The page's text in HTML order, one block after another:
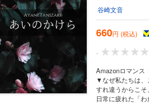
谷崎文音
660円 (税込)
-
Amazonロマンス
▼なぜ私たちは、
すれ違うからこそ
日常に疲れた「